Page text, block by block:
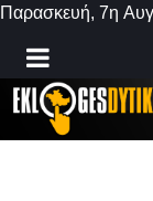
Παρασκευή, 7η